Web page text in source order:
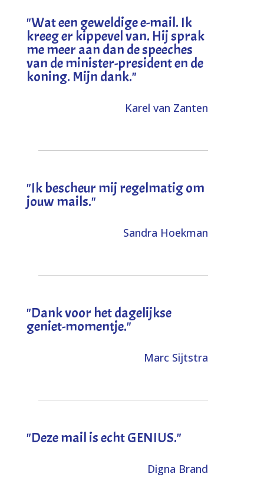
"Wat een geweldige e-mail. Ik
kreeg er kippevel van. Hij sprak
me meer aan dan de speeches
van de minister-president en de
koning. Mijn dank."
Karel van Zanten
"Ik bescheur mij regelmatig om
jouw mails."
Sandra Hoekman
"Dank voor het dagelijkse
geniet-momentje."
Marc Sijtstra
"Deze mail is echt GENIUS."
Digna Brand